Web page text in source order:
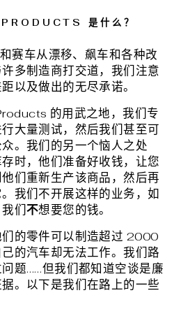
是什么？
赛车从漂移、飙车和各种改
多制造商打交道，我们注意
以及做出的无尽承诺。
的用武之地，我们专
大量测试，然后我们甚至可
。我们的另一个恼人之处
存时，他们准备好收钱，让您
们重新生产该商品，然后再
我们不开展这样的业务，如
们不想要您的钱。
的零件可以制造超过 2000
的汽车却无法工作。我们路
问题……但我们都知道空谈是廉
。以下是我们在路上的一些